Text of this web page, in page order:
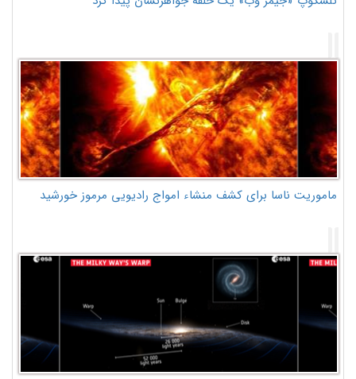
ماموریت ناسا برای کشف منشاء امواج رادیویی مرموز خورشید